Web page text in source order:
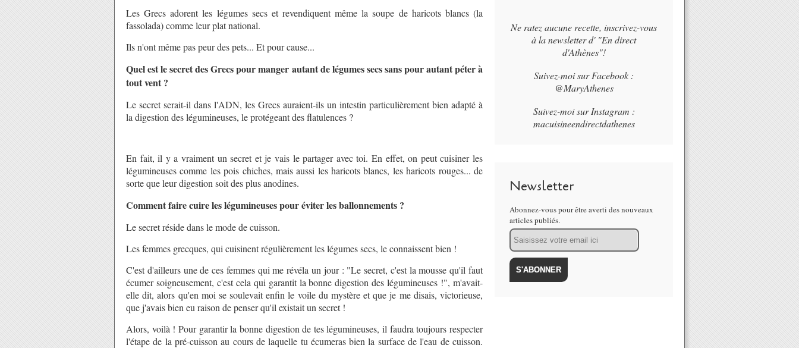
Les Grecs adorent les légumes secs et revendiquent même la soupe de haricots blancs (la
fassolada) comme leur plat national.
Ils n'ont même pas peur des pets... Et pour cause...
Quel est le secret des Grecs pour manger autant de légumes secs sans pour autant péter à
tout vent ?
Le secret serait-il dans l'ADN, les Grecs auraient-ils un intestin particulièrement bien adapté à
la digestion des légumineuses, le protégeant des flatulences ?
En fait, il y a vraiment un secret et je vais le partager avec toi. En effet, on peut cuisiner les
légumineuses comme les pois chiches, mais aussi les haricots blancs, les haricots rouges... de
sorte que leur digestion soit des plus anodines.
Comment faire cuire les légumineuses pour éviter les ballonnements ?
Le secret réside dans le mode de cuisson.
Les femmes grecques, qui cuisinent régulièrement les légumes secs, le connaissent bien !
C'est d'ailleurs une de ces femmes qui me révéla un jour : "Le secret, c'est la mousse qu'il faut
écumer soigneusement, c'est cela qui garantit la bonne digestion des légumineuses !", m'avait-
elle dit, alors qu'en moi se soulevait enfin le voile du mystère et que je me disais, victorieuse,
que j'avais bien eu raison de penser qu'il existait un secret !
Alors, voilà ! Pour garantir la bonne digestion de tes légumineuses, il faudra toujours respecter
l'étape de la pré-cuisson au cours de laquelle tu écumeras bien la surface de l'eau de cuisson.
Ne ratez aucune recette, inscrivez-vous
à la newsletter d' "En direct
d'Athènes"!
Suivez-moi sur Facebook :
@MaryAthenes
Suivez-moi sur Instagram :
macuisineendirectdathenes
Newsletter
Abonnez-vous pour être averti des nouveaux
articles publiés.
Email